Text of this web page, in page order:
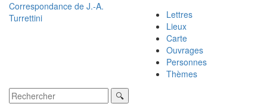
Correspondance de J.-A.
Turrettini
Lettres
Lieux
Carte
Ouvrages
Personnes
Thèmes